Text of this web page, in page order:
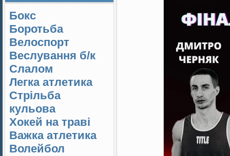
Бокс
Боротьба
Велоспорт
Веслування б/к
Cлалом
Легка атлетика
Стрільба
кульова
Хокей на траві
Важка атлетика
Волейбол